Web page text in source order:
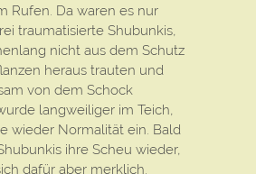
Rufen. Da waren es nur
traumatisierte Shubunkis,
nicht aus dem Schutz
heraus trauten und
von dem Schock
langweiliger im Teich,
wieder Normalität ein. Bald
ihre Scheu wieder,
dafür aber merklich.